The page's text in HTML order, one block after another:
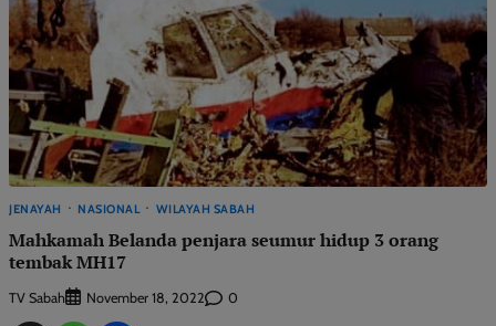
JENAYAH NASIONAL WILAYAH SABAH
Mahkamah Belanda penjara seumur hidup 3 orang
tembak MH17
TV Sabah November 18, 2022 0